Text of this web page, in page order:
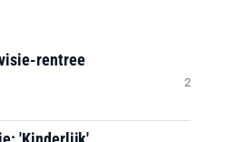
rentree
2